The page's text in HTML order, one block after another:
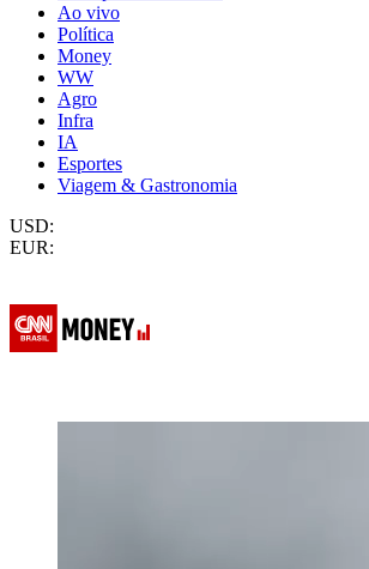
Ao vivo
Política
Money
WW
Agro
Infra
IA
Esportes
Viagem & Gastronomia
USD:
EUR: